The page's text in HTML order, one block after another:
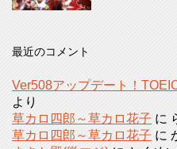
最近のコメント
Ver508アップデート！
より
草カロ四郎～草カロ花子 に
草カロ四郎～草カロ花子 に